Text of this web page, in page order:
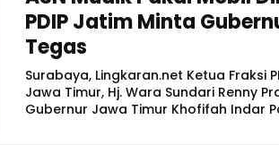
PDIP Jatim Minta
Tegas
Surabaya, Lingkaran.net Ketua Fraksi
Jawa Timur, Hj. Wara Sundari Renny
Gubernur Jawa Timur Khofifah Indar